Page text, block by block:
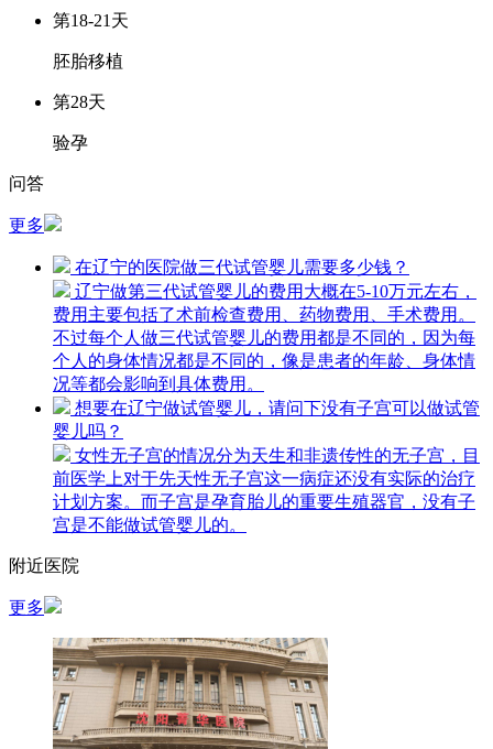
第18-21天
胚胎移植
第28天
验孕
问答
更多
在辽宁的医院做三代试管婴儿需要多少钱？
辽宁做第三代试管婴儿的费用大概在5-10万元左右，
费用主要包括了术前检查费用、药物费用、手术费用。
不过每个人做三代试管婴儿的费用都是不同的，因为每
个人的身体情况都是不同的，像是患者的年龄、身体情
况等都会影响到具体费用。
想要在辽宁做试管婴儿，请问下没有子宫可以做试管
婴儿吗？
女性无子宫的情况分为天生和非遗传性的无子宫，目
前医学上对于先天性无子宫这一病症还没有实际的治疗
计划方案。而子宫是孕育胎儿的重要生殖器官，没有子
宫是不能做试管婴儿的。
附近医院
更多